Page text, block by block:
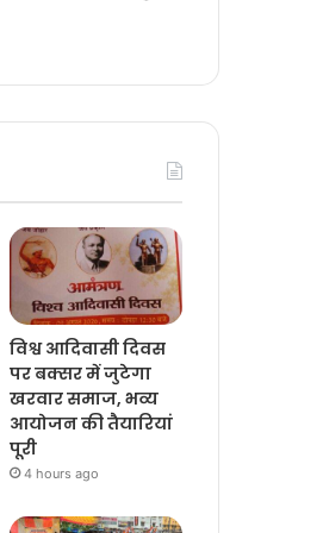
विश्व आदिवासी दिवस
पर बक्सर में जुटेगा
खरवार समाज, भव्य
आयोजन की तैयारियां
पूरी
4 hours ago